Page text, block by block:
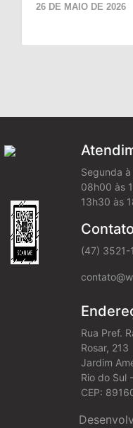
26 DE MAIO DE 2026
Segunda
08h00 às
13h30 às
Contato
(47) 3521-
Rua Pref.
Rosar, 213
Jardim
Rio do Sul
CEP: